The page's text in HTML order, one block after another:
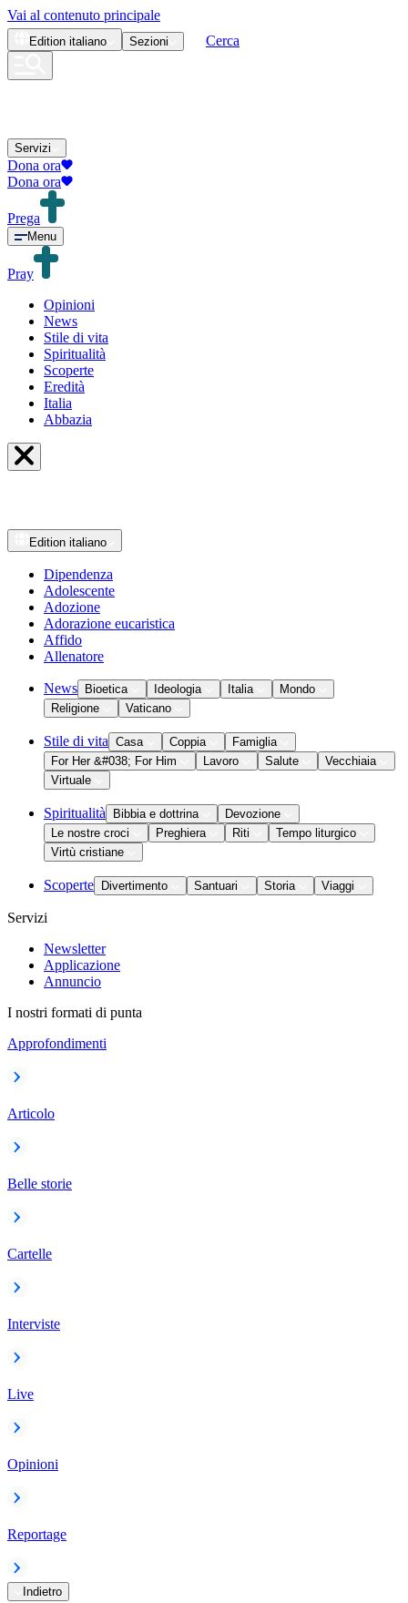
Vai al contenuto principale
Edition italiano Sezioni Cerca
Servizi
Dona ora
Dona ora
Prega
Menu
Pray
Opinioni
News
Stile di vita
Spiritualità
Scoperte
Eredità
Italia
Abbazia
Edition italiano
Dipendenza
Adolescente
Adozione
Adorazione eucaristica
Affido
Allenatore
News Bioetica Ideologia Italia
Mondo
Religione
Vaticano
Stile di vita Casa Coppia
Famiglia
For Her &#038; For Him
Lavoro Salute
Vecchiaia
Virtuale
Spiritualità Bibbia e dottrina
Devozione
Le nostre croci
Preghiera Riti
Tempo liturgico
Virtù cristiane
Scoperte Divertimento Santuari Storia Viaggi
Servizi
Newsletter
Applicazione
Annuncio
I nostri formati di punta
Approfondimenti
Articolo
Belle storie
Cartelle
Interviste
Live
Opinioni
Reportage
Indietro